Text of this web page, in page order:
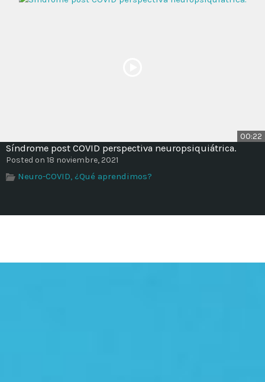
00:22
Síndrome post COVID perspectiva neuropsiquiátrica.
Posted on 18 noviembre, 2021
Neuro-COVID, ¿Qué aprendimos?